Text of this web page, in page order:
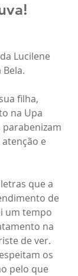
Lucilene
filha,
na Upa
e
que a
de
um tempo
na
de ver.
os
pelo que